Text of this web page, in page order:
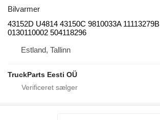
Bilvarmer
43152D U4814 43150C 9810033A 11113279B
0130110002 504118296
Estland, Tallinn
TruckParts Eesti OÜ